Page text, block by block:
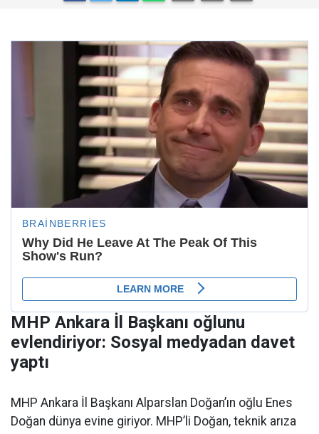
MHP Ankara İl Başkanı oğlunu
evlendiriyor: Sosyal medyadan davet
yaptı
MHP Ankara İl Başkanı Alparslan Doğan’ın oğlu Enes
Doğan dünya evine giriyor. MHP’li Doğan, teknik arıza